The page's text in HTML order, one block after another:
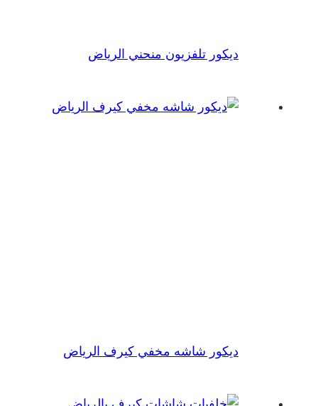
ديكور تلفزيون منحني الرياض
ديكور شاشه مخفي كيرف الرياض